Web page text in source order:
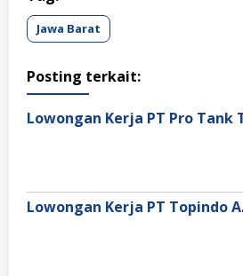
Jawa Barat
Posting terkait: